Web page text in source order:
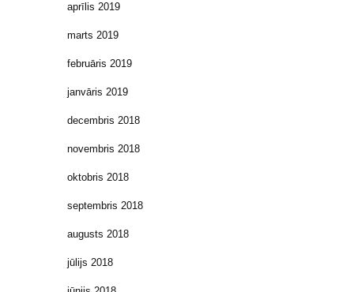
aprīlis 2019
marts 2019
februāris 2019
janvāris 2019
decembris 2018
novembris 2018
oktobris 2018
septembris 2018
augusts 2018
jūlijs 2018